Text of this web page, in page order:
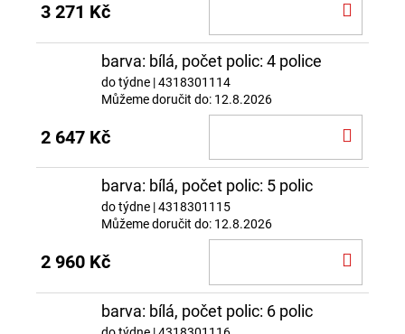
3 271 Kč
barva: bílá, počet polic: 4 police
do týdne | 4318301114
Můžeme doručit do: 12.8.2026
2 647 Kč
barva: bílá, počet polic: 5 polic
do týdne | 4318301115
Můžeme doručit do: 12.8.2026
2 960 Kč
barva: bílá, počet polic: 6 polic